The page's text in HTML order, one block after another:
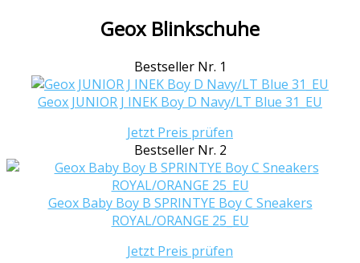
Geox Blinkschuhe
Bestseller Nr. 1
Geox JUNIOR J INEK Boy D Navy/LT Blue 31_EU
Jetzt Preis prüfen
Bestseller Nr. 2
Geox Baby Boy B SPRINTYE Boy C Sneakers
ROYAL/ORANGE 25_EU
Jetzt Preis prüfen